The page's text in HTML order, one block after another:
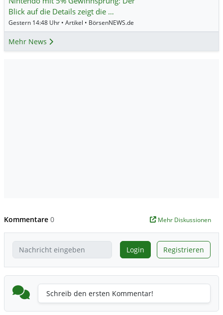
Blick auf die Details zeigt die …
Gestern 14:48 Uhr • Artikel • BörsenNEWS.de
Mehr News
Kommentare 0 Mehr Diskussionen
Login Registrieren
Schreib den ersten Kommentar!